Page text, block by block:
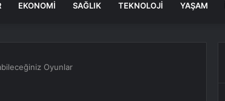
EKONOMI SAĞLIK TEKNOLOJI YAŞAM
Oyunlar